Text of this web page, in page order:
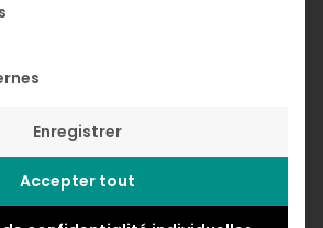
Enregistrer
Accepter tout